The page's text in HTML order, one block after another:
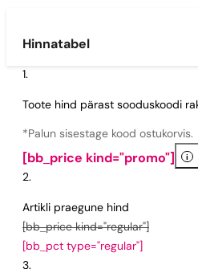
Hinnatabel
Toote hind pärast sooduskoodi
*Palun sisestage kood ostukorvis.
[bb_price kind="promo"] i
Artikli praegune hind
[bb_price kind="regular"]
[bb_pct type="regular"]